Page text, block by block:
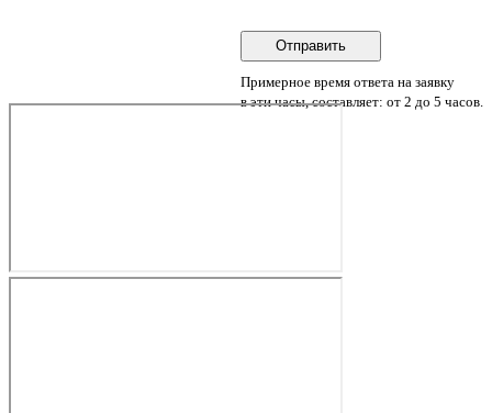
Примерное время ответа на заявку
в эти часы, составляет: от 2 до 5 часов.